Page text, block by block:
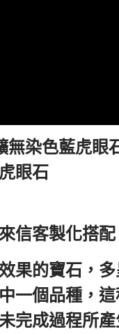
染色藍虎眼
眼石
信客製化搭配
果的寶石，
一個品種，
完成過程所